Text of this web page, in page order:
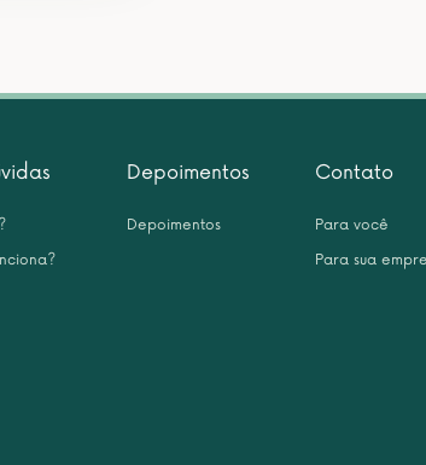
Depoimentos
Depoimentos
Contato
Para você
Para sua